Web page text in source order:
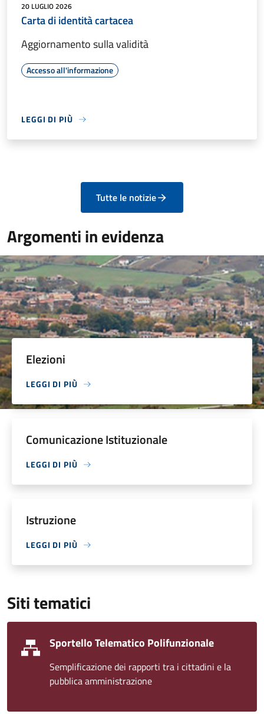
20 LUGLIO 2026
Carta di identità cartacea
Aggiornamento sulla validità
Accesso all'informazione
LEGGI DI PIÙ
Tutte le notizie
Argomenti in evidenza
Elezioni
LEGGI DI PIÙ
Comunicazione Istituzionale
LEGGI DI PIÙ
Istruzione
LEGGI DI PIÙ
Siti tematici
Sportello Telematico Polifunzionale
Semplificazione dei rapporti tra i cittadini e la
pubblica amministrazione